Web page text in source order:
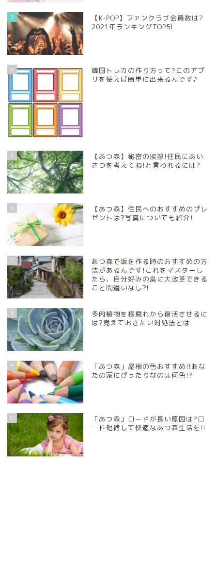
3
【K-POP】ファンクラブ会員数は?
2021年ランキングTOP5!
4
韓国トレカの作り方って?このアプ
リを使えば簡単に出来るんです♪
5
【あつ森】秘密の挨拶!住民にあい
さつを考えてね!と言われるには?
6
【あつ森】住民へのおすすめのプレ
ゼントは?写真についても紹介!
7
あつ森で坂を作る時のおすすめの方
法があるんです!これをマスターし
たら、自分好みの島に大改革できる
こと間違いなし?!
8
多肉植物を根腐れから復活させるに
は?覚えておきたい対処法とは
9
「あつ森」屋根の色おすすめ!!あな
たの家にぴったりなのは何色!?
10
「あつ森」ロードが長い原因は?ロ
ード短縮して快適なあつ森生活を!!